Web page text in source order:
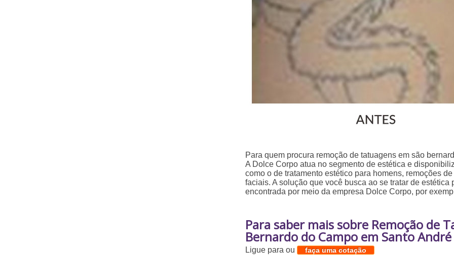
Para quem procura remoção de tatuagens em são
A Dolce Corpo atua no segmento de estética e
como o de tratamento estético para homens, remoções
faciais. A solução que você busca ao se tratar de estética
encontrada por meio da empresa Dolce Corpo, por
Para saber mais sobre Remoção de
Bernardo do Campo em Santo André
Ligue paraou faça uma cotação